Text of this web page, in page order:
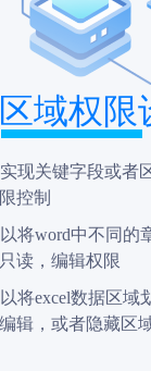
域权限
现关键字段或者
控制
将word中不同的
读，编辑权限
将excel数据区域
辑，或者隐藏区